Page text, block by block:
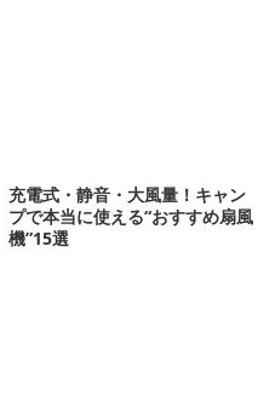
充電式・静音・大風量！キャン
プで本当に使える“おすすめ扇風
機”15選